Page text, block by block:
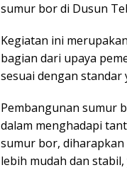
sumur bor di Dusun
Kegiatan ini merupakan
bagian dari upaya
sesuai dengan standar
​Pembangunan sumur
dalam menghadapi
sumur bor,
lebih mudah dan